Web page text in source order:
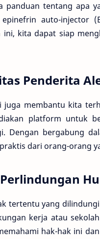
panduan tentang apa
auto-injector
ini, kita dapat siap
Penderita
juga membantu kita
platform untuk
Dengan bergabung
dari orang-orang
tertentu yang
kerja atau
hak-hak ini